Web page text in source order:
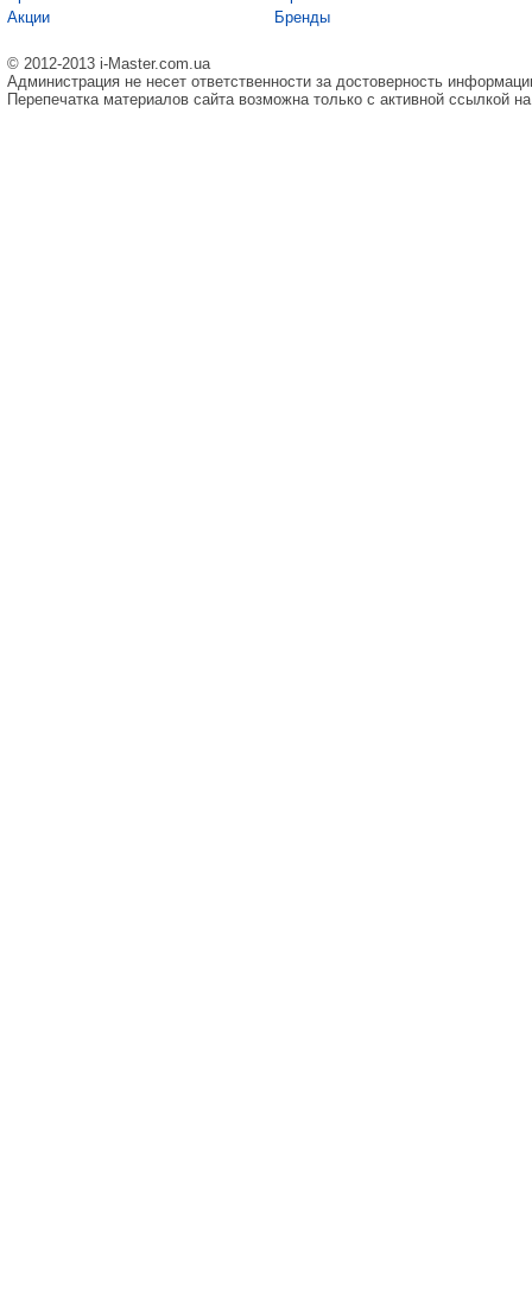
Акции
Бренды
© 2012-2013 i-Master.com.ua
Администрация не несет ответственности за достоверность
Перепечатка материалов сайта возможна только с активной ссылкой